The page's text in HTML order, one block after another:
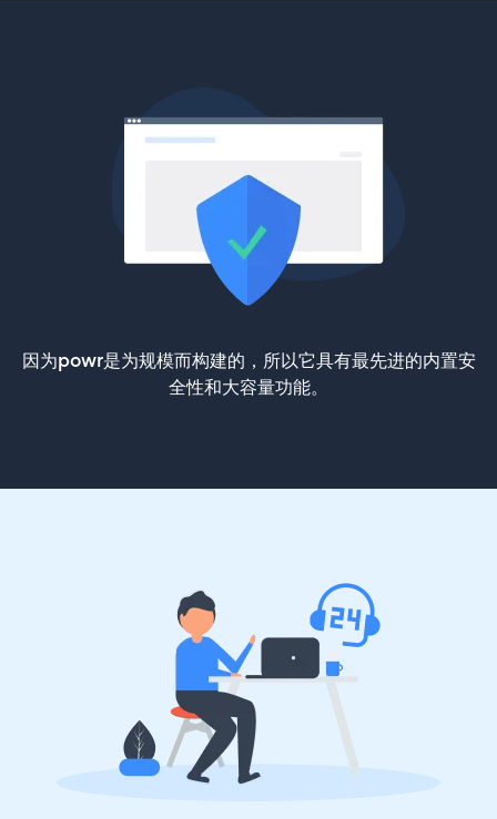
因为powr是为规模而构建的，所以它具有最先进的内置安
全性和大容量功能。